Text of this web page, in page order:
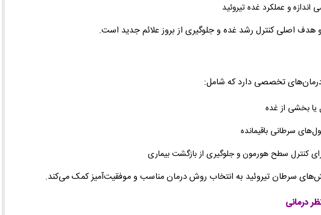
اندازه و عملکرد غده تیروئید
هدف اصلی کنترل رشد غده و جلوگیری از بروز علائم جدید است.
درمان‌های تخصصی دارد که شامل:
بخشی از غده
سرطانی باقیمانده
کنترل سطح هورمون و جلوگیری از بازگشت بیماری
سرطان تیروئید به انتخاب روش درمان مناسب و موفقیت‌آمیز کمک می‌کند.
درمانی